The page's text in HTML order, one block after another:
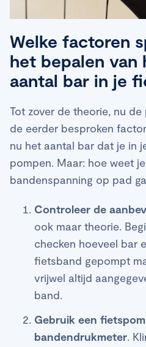
Welke factoren
het bepalen van
aantal bar in je
Tot zover de theorie, nu
de eerder besproken
nu het aantal bar dat je in
pompen. Maar: hoe weet
bandenspanning op pad
Controleer de
ook maar theorie.
checken hoeveel bar
fietsband gepompt
vrijwel altijd
band.
Gebruik een
bandendrukmeter.